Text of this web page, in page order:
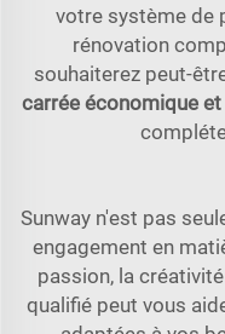
votre système de
rénovation
souhaiterez peut-
carrée économique
Sunway n'est pas
engagement en
passion, la
qualifié peut vous